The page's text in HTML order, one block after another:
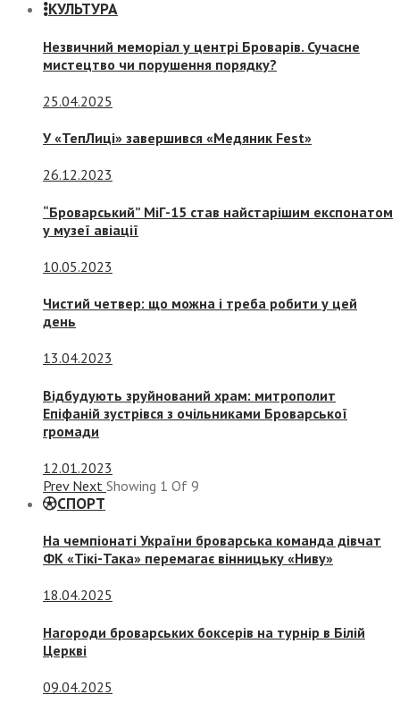
КУЛЬТУРА
Незвичний меморіал у центрі Броварів. Сучасне
мистецтво чи порушення порядку?
25.04.2025
У «ТепЛиці» завершився «Медяник Fest»
26.12.2023
“Броварський” МіГ-15 став найстарішим експонатом
у музеї авіації
10.05.2023
Чистий четвер: що можна і треба робити у цей
день
13.04.2023
Відбудують зруйнований храм: митрополит
Епіфаній зустрівся з очільниками Броварської
громади
12.01.2023
Prev Next Showing 1 Of 9
СПОРТ
На чемпіонаті України броварська команда дівчат
ФК «Тікі-Така» перемагає вінницьку «Ниву»
18.04.2025
Нагороди броварських боксерів на турнір в Білій
Церкві
09.04.2025